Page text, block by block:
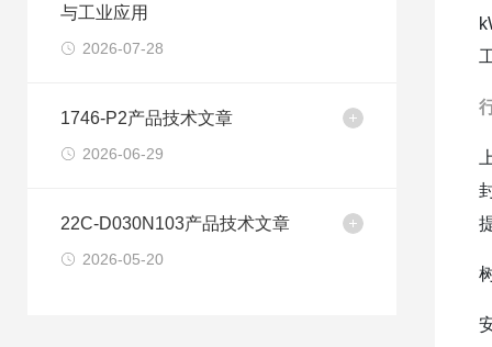
与工业应用
2026-07-28
1746-P2产品技术文章
2026-06-29
22C-D030N103产品技术文章
2026-05-20